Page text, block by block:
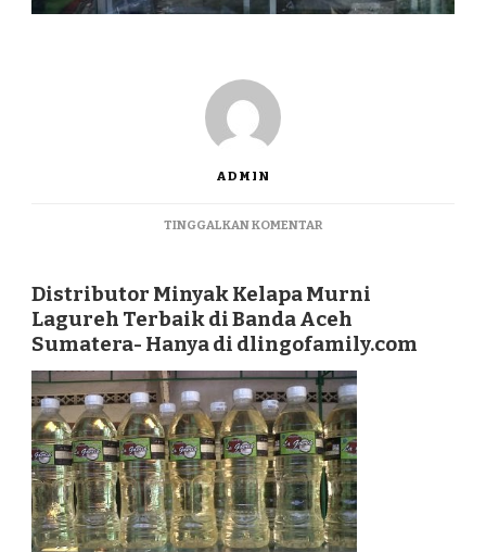
ADMIN
TINGGALKAN KOMENTARPADA
KELAPA
LAGUREH
TERBAIK
DI
BANDA
ACEH
SUMATERA
Distributor Minyak Kelapa Murni
Lagureh Terbaik di Banda Aceh
Sumatera- Hanya di dlingofamily.com